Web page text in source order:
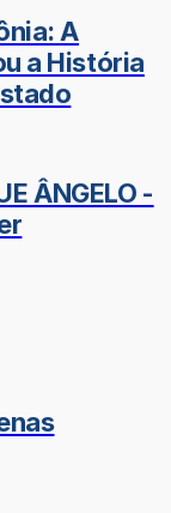
A
a História
ÂNGELO -